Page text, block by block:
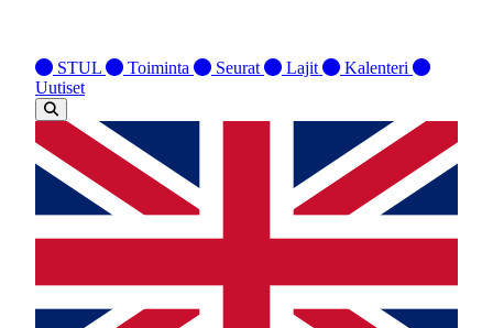
STUL Toiminta Seurat Lajit
Kalenteri
Uutiset